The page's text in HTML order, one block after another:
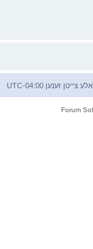
אלע צייטן זענען UTC-04:00